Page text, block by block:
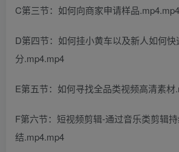
C第三节：如何向商家申请样品.mp4.mp4
D第四节：如何挂小黄车以及新人如何
分.mp4.mp4
E第五节：如何寻找全品类视频高清素材
F第六节：短视频剪辑-通过音乐类剪辑
结.mp4.mp4